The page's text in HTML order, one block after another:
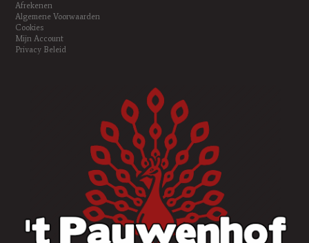
Afrekenen
Algemene Voorwaarden
Cookies
Mijn Account
Privacy Beleid